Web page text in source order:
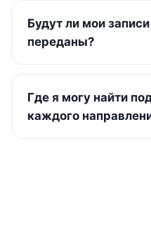
Будут ли мои
переданы?
Где я могу найти
каждого